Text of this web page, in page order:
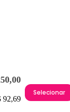
92,69
Selecionar